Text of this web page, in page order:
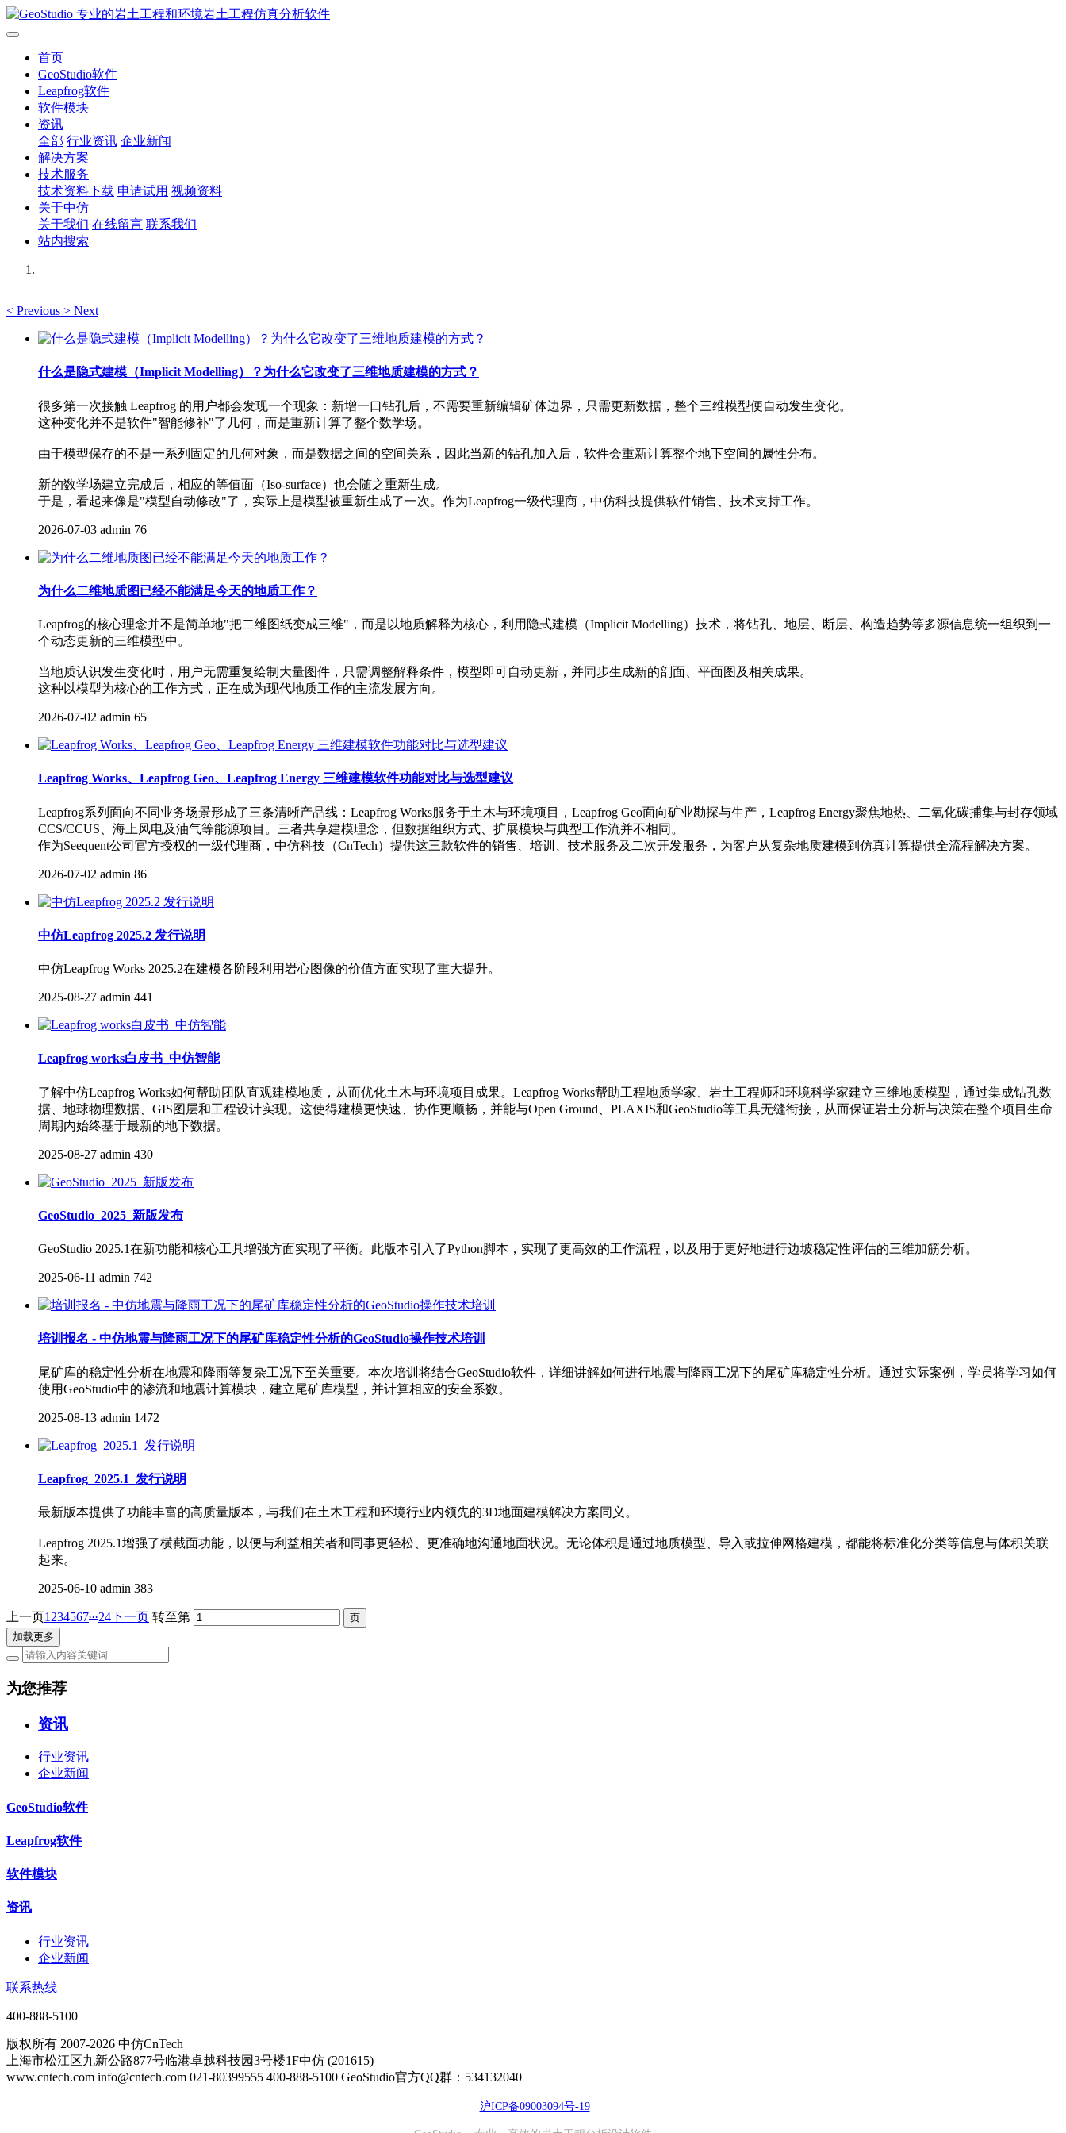
首页
GeoStudio软件
Leapfrog软件
软件模块
资讯
全部 行业资讯 企业新闻
解决方案
技术服务
技术资料下载 申请试用 视频资料
关于中仿
关于我们 在线留言 联系我们
站内搜索
< Previous > Next
什么是隐式建模（Implicit Modelling）？为什么它改变了三维地质建模的方式？
很多第一次接触 Leapfrog 的用户都会发现一个现象：新增一口钻孔后，不需要重新编辑矿体边界，只需更新数据，整个三维模型便自动发生变化。
这种变化并不是软件"智能修补"了几何，而是重新计算了整个数学场。
由于模型保存的不是一系列固定的几何对象，而是数据之间的空间关系，因此当新的钻孔加入后，软件会重新计算整个地下空间的属性分布。
新的数学场建立完成后，相应的等值面（Iso-surface）也会随之重新生成。
于是，看起来像是"模型自动修改"了，实际上是模型被重新生成了一次。作为Leapfrog一级代理商，中仿科技提供软件销售、技术支持工作。
2026-07-03 admin 76
为什么二维地质图已经不能满足今天的地质工作？
Leapfrog的核心理念并不是简单地"把二维图纸变成三维"，而是以地质解释为核心，利用隐式建模（Implicit Modelling）技术，将钻孔、地层、断层、构造趋势等多源信息统一组织到一
个动态更新的三维模型中。
当地质认识发生变化时，用户无需重复绘制大量图件，只需调整解释条件，模型即可自动更新，并同步生成新的剖面、平面图及相关成果。
这种以模型为核心的工作方式，正在成为现代地质工作的主流发展方向。
2026-07-02 admin 65
Leapfrog Works、Leapfrog Geo、Leapfrog Energy 三维建模软件功能对比与选型建议
Leapfrog系列面向不同业务场景形成了三条清晰产品线：Leapfrog Works服务于土木与环境项目，Leapfrog Geo面向矿业勘探与生产，Leapfrog Energy聚焦地热、二氧化碳捕集与封存领域
CCS/CCUS、海上风电及油气等能源项目。三者共享建模理念，但数据组织方式、扩展模块与典型工作流并不相同。
作为Seequent公司官方授权的一级代理商，中仿科技（CnTech）提供这三款软件的销售、培训、技术服务及二次开发服务，为客户从复杂地质建模到仿真计算提供全流程解决方案。
2026-07-02 admin 86
中仿Leapfrog 2025.2 发行说明
中仿Leapfrog Works 2025.2在建模各阶段利用岩心图像的价值方面实现了重大提升。
2025-08-27 admin 441
Leapfrog works白皮书_中仿智能
了解中仿Leapfrog Works如何帮助团队直观建模地质，从而优化土木与环境项目成果。Leapfrog Works帮助工程地质学家、岩土工程师和环境科学家建立三维地质模型，通过集成钻孔数
据、地球物理数据、GIS图层和工程设计实现。这使得建模更快速、协作更顺畅，并能与Open Ground、PLAXIS和GeoStudio等工具无缝衔接，从而保证岩土分析与决策在整个项目生命
周期内始终基于最新的地下数据。
2025-08-27 admin 430
GeoStudio_2025_新版发布
GeoStudio 2025.1在新功能和核心工具增强方面实现了平衡。此版本引入了Python脚本，实现了更高效的工作流程，以及用于更好地进行边坡稳定性评估的三维加筋分析。
2025-06-11 admin 742
培训报名 - 中仿地震与降雨工况下的尾矿库稳定性分析的GeoStudio操作技术培训
尾矿库的稳定性分析在地震和降雨等复杂工况下至关重要。本次培训将结合GeoStudio软件，详细讲解如何进行地震与降雨工况下的尾矿库稳定性分析。通过实际案例，学员将学习如何
使用GeoStudio中的渗流和地震计算模块，建立尾矿库模型，并计算相应的安全系数。
2025-08-13 admin 1472
Leapfrog_2025.1_发行说明
最新版本提供了功能丰富的高质量版本，与我们在土木工程和环境行业内领先的3D地面建模解决方案同义。
Leapfrog 2025.1增强了横截面功能，以便与利益相关者和同事更轻松、更准确地沟通地面状况。无论体积是通过地质模型、导入或拉伸网格建模，都能将标准化分类等信息与体积关联
起来。
2025-06-10 admin 383
上一页1 234567...24下一页 转至第
加载更多
为您推荐
资讯
行业资讯
企业新闻
GeoStudio软件
Leapfrog软件
软件模块
资讯
行业资讯
企业新闻
联系热线
400-888-5100
版权所有 2007-2026 中仿CnTech
上海市松江区九新公路877号临港卓越科技园3号楼1F中仿 (201615)
www.cntech.com info@cntech.com 021-80399555 400-888-5100 GeoStudio官方QQ群：534132040
沪ICP备09003094号-19